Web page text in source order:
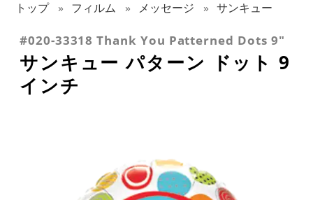
トップ フィルム メッセージ サンキュー
#020-33318 Thank You Patterned Dots 9"
サンキュー パターン ドット 9
インチ